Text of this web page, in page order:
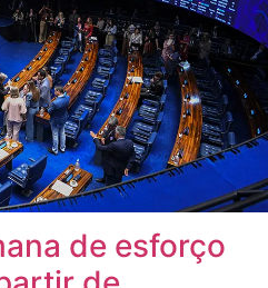
de esforço